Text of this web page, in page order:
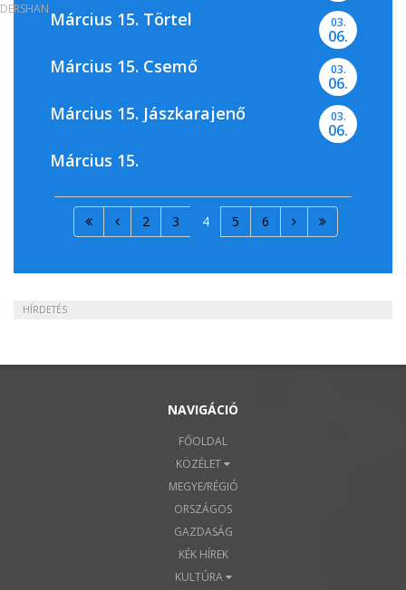
Március 15. Törtel 03.
06.
Március 15. Csemő 03.
06.
Március 15. Jászkarajenő 03.
06.
Március 15.
2 3 4 5 6
HÍRDETÉS
NAVIGÁCIÓ
FŐOLDAL
KÖZÉLET
MEGYE/RÉGIÓ
ORSZÁGOS
GAZDASÁG
KÉK HÍREK
KULTÚRA
DERSHAN